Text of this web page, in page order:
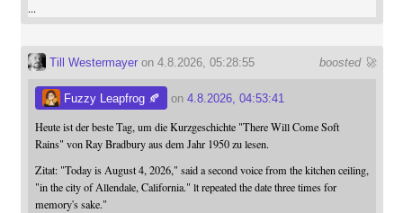
...
boosted 🚀
Till Westermayeron 4.8.2026, 05:28:55
Fuzzy Leapfrog 🍂 on 4.8.2026, 04:53:41
Heute ist der beste Tag, um die Kurzgeschichte "There Will Come Soft
Rains" von Ray Bradbury aus dem Jahr 1950 zu lesen.
Zitat: "Today is August 4, 2026," said a second voice from the kitchen ceiling,
"in the city of Allendale, California." lt repeated the date three times for
memory's sake."